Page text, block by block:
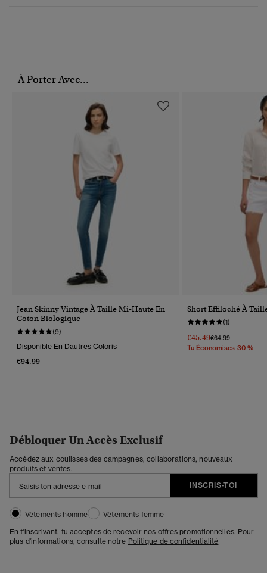
À Porter Avec...
Jean Skinny Vintage À Taille Mi-Haute En
Coton Biologique
(9)
Disponible En Dautres Coloris
€94.99
Short Effiloché À
(1)
€45.49Prix Réduit De
€64.99À
Tu Économises 30 %
Débloquer Un Accès Exclusif
Accédez aux coulisses des campagnes, collaborations, nouveaux
produits et ventes.
INSCRIS-TOI
Vêtements homme
Vêtements femme
En t'inscrivant, tu acceptes de recevoir nos offres promotionnelles. Pour
plus d'informations, consulte notre Politique de confidentialité